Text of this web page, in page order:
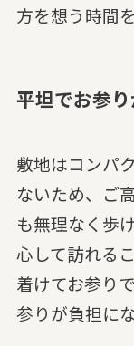
方を想う時間
平坦でお参
敷地はコンパ
ないため、ご
も無理なく歩
心して訪れる
着けてお参り
参りが負担に